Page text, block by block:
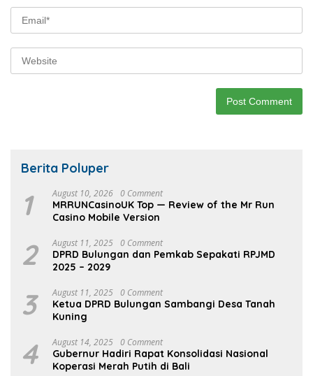
Berita Poluper
1 August 10, 2026 0 Comment
MRRUNCasinoUK Top — Review of the Mr Run
Casino Mobile Version
2 August 11, 2025 0 Comment
DPRD Bulungan dan Pemkab Sepakati RPJMD
2025 – 2029
3 August 11, 2025 0 Comment
Ketua DPRD Bulungan Sambangi Desa Tanah
Kuning
4 August 14, 2025 0 Comment
Gubernur Hadiri Rapat Konsolidasi Nasional
Koperasi Merah Putih di Bali